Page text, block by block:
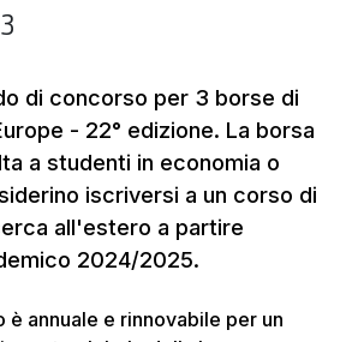
di concorso per 3 borse di
- 22° edizione. La borsa
a studenti in economia o
iscriversi a un corso di
all'estero a partire
2024/2025.
è annuale e rinnovabile per un